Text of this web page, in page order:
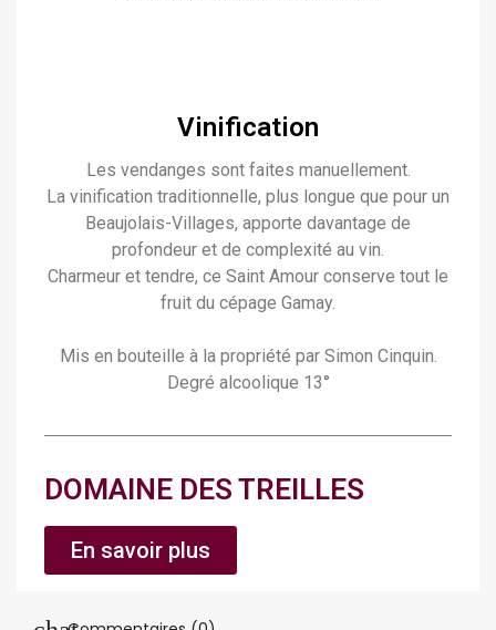
Vinification
Les vendanges sont faites manuellement.
La vinification traditionnelle, plus longue que pour un
Beaujolais-Villages, apporte davantage de
profondeur et de complexité au vin.
Charmeur et tendre, ce Saint Amour conserve tout le
fruit du cépage Gamay.
Mis en bouteille à la propriété par Simon Cinquin.
Degré alcoolique 13°
DOMAINE DES TREILLES
En savoir plus